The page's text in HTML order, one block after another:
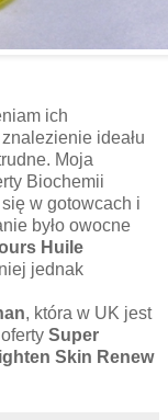
ich
ideału
Moja
Biochemii
w gotowcach i
było owocne
Huile
jednak
, która w UK jest
Super
Skin Renew